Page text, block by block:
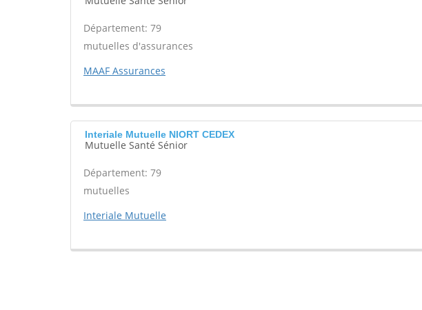
Département: 79
mutuelles d'assurances
MAAF Assurances
Interiale Mutuelle NIORT CEDEX
Mutuelle Santé Sénior
Département: 79
mutuelles
Interiale Mutuelle